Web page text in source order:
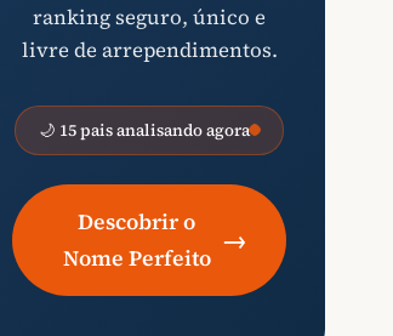
ranking seguro, único e
livre de arrependimentos.
🌙 15 pais analisando agora
Descobrir o
Nome Perfeito
→